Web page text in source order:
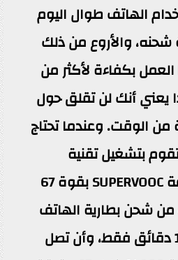
الهاتف طوال اليوم
شحنه، والأروع من ذلك
العمل بكفاءة لأكثر من
يعني أنك لن تقلق حول
من الوقت. وعندما تحتاج
بتشغيل تقنية
الشحن فائق السرعة SUPERVOOC بقوة 67
شحن بطارية الهاتف
بنسبة 33% في 10 دقائق فقط، وأن تصل